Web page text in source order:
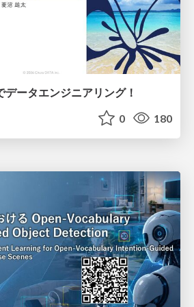
ータエンジニアリング！
0 180